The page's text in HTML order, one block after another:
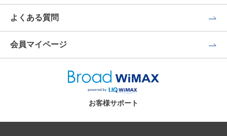
よくある質問
会員マイページ
お客様サポート